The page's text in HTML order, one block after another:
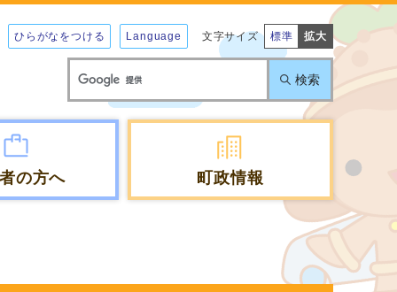
ひらがなをつける Language 文字サイズ 標準 拡大
検索
の方へ 町政情報